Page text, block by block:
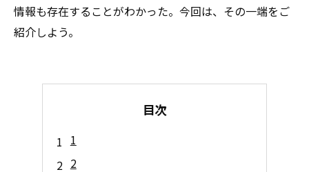
情報も存在することがわかった。今回は、その一端をご
紹介しよう。
目次
1
2